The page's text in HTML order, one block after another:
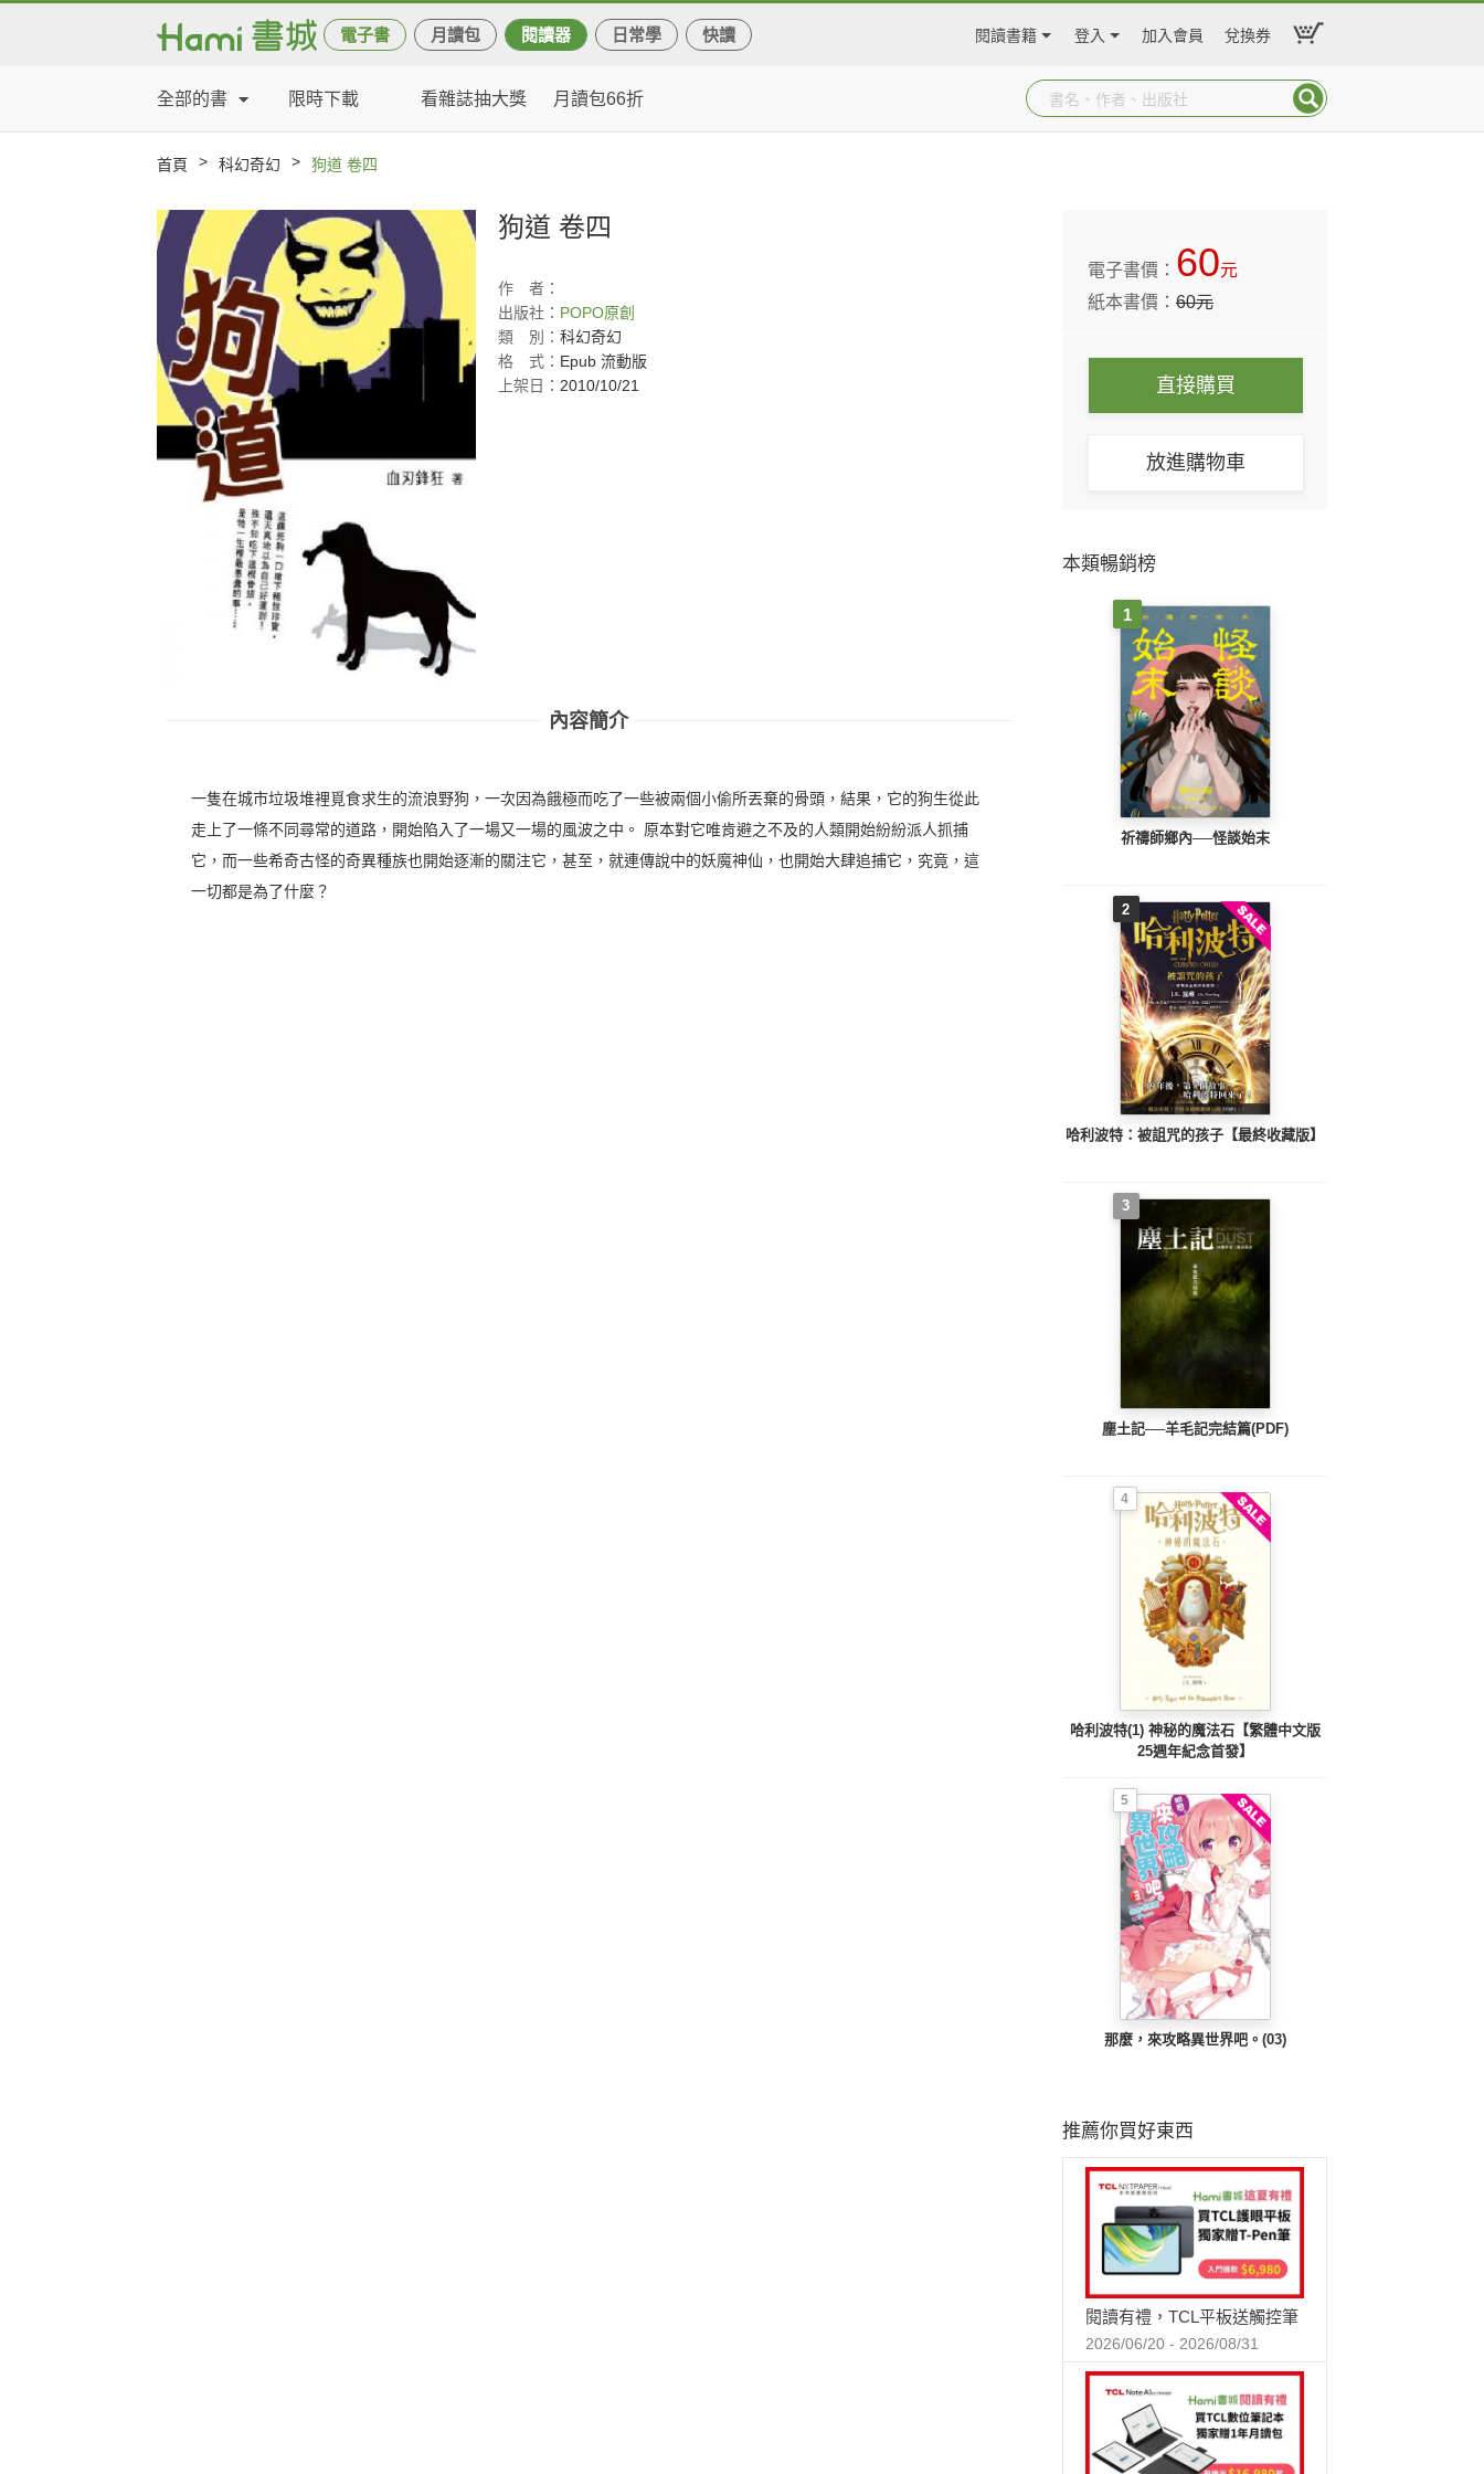
電子書 月讀包 閱讀器 日常學 快讀 閱讀書籍 登入 加入會員 兌換券
全部的書 限時下載 看雜誌抽大獎 月讀包66折
首頁 > 科幻奇幻 > 狗道 卷四
狗道 卷四
作
者：
出版社： POPO原創
類
別： 科幻奇幻
格
式： Epub 流動版
上架日： 2010/10/21
內容簡介
一隻在城市垃圾堆裡覓食求生的流浪野狗，一次因為餓極而吃了一些被兩個小偷所丟棄的骨頭，結果，它的狗生從此
走上了一條不同尋常的道路，開始陷入了一場又一場的風波之中。 原本對它唯肯避之不及的人類開始紛紛派人抓捕
它，而一些希奇古怪的奇異種族也開始逐漸的關注它，甚至，就連傳說中的妖魔神仙，也開始大肆追捕它，究竟，這
一切都是為了什麼？
電子書價： 60元
紙本書價：60元
直接購買
放進購物車
本類暢銷榜
1
祈禱師鄉內──怪談始末
2
哈利波特：被詛咒的孩子【最終收藏版】
3
塵土記──羊毛記完結篇(PDF)
4
哈利波特(1) 神秘的魔法石【繁體中文版
25週年紀念首發】
5
那麼，來攻略異世界吧。(03)
推薦你買好東西
閱讀有禮，TCL平板送觸控筆
2026/06/20 - 2026/08/31